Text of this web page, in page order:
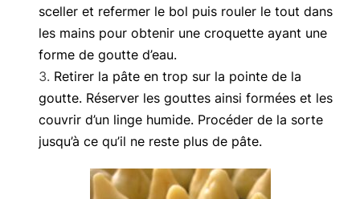
sceller et refermer le bol puis rouler le tout dans
les mains pour obtenir une croquette ayant une
forme de goutte d’eau.
Retirer la pâte en trop sur la pointe de la
goutte. Réserver les gouttes ainsi formées et les
couvrir d’un linge humide. Procéder de la sorte
jusqu’à ce qu’il ne reste plus de pâte.